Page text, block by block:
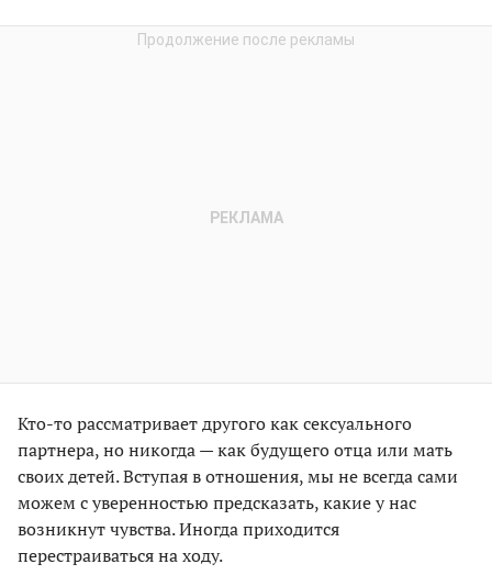
Кто-то рассматривает другого как сексуального
партнера, но никогда — как будущего отца или мать
своих детей. Вступая в отношения, мы не всегда сами
можем с уверенностью предсказать, какие у нас
возникнут чувства. Иногда приходится
перестраиваться на ходу.